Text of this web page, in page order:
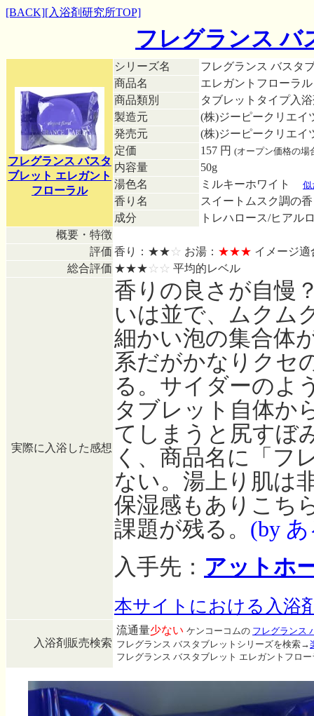
[BACK][入浴剤研究所TOP]
フレグランス バ
フレグランス バスタ
ブレット エレガント
フローラル
シリーズ名
フレグランス バスタ
商品名
エレガントフローラル
商品類別
タブレットタイプ入
製造元
(株)ジーピークリエイ
発売元
(株)ジーピークリエイ
定価
157 円 (オープン価格の場
内容量
50g
湯色名
ミルキーホワイト 似
香り名
スイートムスク調の
成分
トレハロース/ヒアル
概要・特徴
評価 香り：★★☆ お湯： ★★★ イメージ
総合評価 ★★★☆☆ 平均的レベル
実際に入浴した感想
香りの良さが自慢
いは並で、ムクム
細かい泡の集合体
系だがかなりクセ
る。サイダーのよ
タブレット自体か
てしまうと尻すぼ
く、商品名に「フ
ない。湯上り肌は
保湿感もありこち
課題が残る。 (by
入手先： アットホ
本サイトにおける入浴
入浴剤販売検索
流通量少ない ケンコーコムの フレグランス
フレグランス バスタブレットシリーズを検索→
フレグランス バスタブレット エレガントフロ